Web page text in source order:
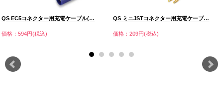
QS EC5コネクター用充電ケーブル(…
価格：594円(税込)
QS ミニJSTコネクター用充電ケーブ…
価格：209円(税込)